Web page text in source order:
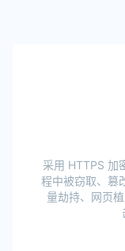
采用 HTTPS 加
程中被窃取、篡
量劫持、网页